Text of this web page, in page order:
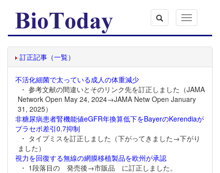
Toggle
navigation
訂正記事（一覧）
不活化細菌で太っている成人の体重減少
・ 参考文献の間違いとそのリンク先を訂正しました（JAMA
Network Open May 24, 2024→JAMA Netw Open January
31, 2025）
非糖尿病患者腎機能値eGFR年換算低下をBayerのKerendiaが
プラセボ差引0.7抑制
・ タイプミスを訂正しました（下がってきました→下がり
ました）
視力を回復する無線の網膜移植製品を欧州が承認
・ 1段落目の 発売後→市販品 に訂正しました。